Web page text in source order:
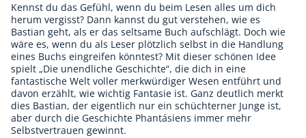
Kennst du das Gefühl, wenn du beim Lesen alles um dich
herum vergisst? Dann kannst du gut verstehen, wie es
Bastian geht, als er das seltsame Buch aufschlägt. Doch wie
wäre es, wenn du als Leser plötzlich selbst in die Handlung
eines Buchs eingreifen könntest? Mit dieser schönen Idee
spielt „Die unendliche Geschichte“, die dich in eine
fantastische Welt voller merkwürdiger Wesen entführt und
davon erzählt, wie wichtig Fantasie ist. Ganz deutlich merkt
dies Bastian, der eigentlich nur ein schüchterner Junge ist,
aber durch die Geschichte Phantásiens immer mehr
Selbstvertrauen gewinnt.